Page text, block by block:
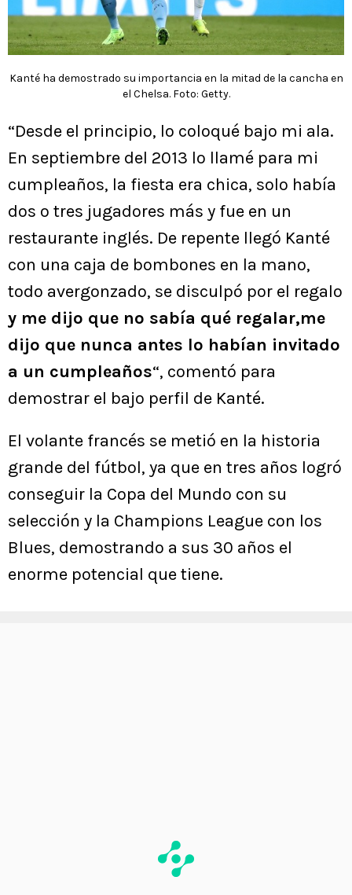
Kanté ha demostrado su importancia en la mitad de la cancha en
el Chelsa. Foto: Getty.
“Desde el principio, lo coloqué bajo mi ala.
En septiembre del 2013 lo llamé para mi
cumpleaños, la fiesta era chica, solo había
dos o tres jugadores más y fue en un
restaurante inglés. De repente llegó Kanté
con una caja de bombones en la mano,
todo avergonzado, se disculpó por el regalo
y me dijo que no sabía qué regalar,me
dijo que nunca antes lo habían invitado
a un cumpleaños“, comentó para
demostrar el bajo perfil de Kanté.
El volante francés se metió en la historia
grande del fútbol, ya que en tres años logró
conseguir la Copa del Mundo con su
selección y la Champions League con los
Blues, demostrando a sus 30 años el
enorme potencial que tiene.